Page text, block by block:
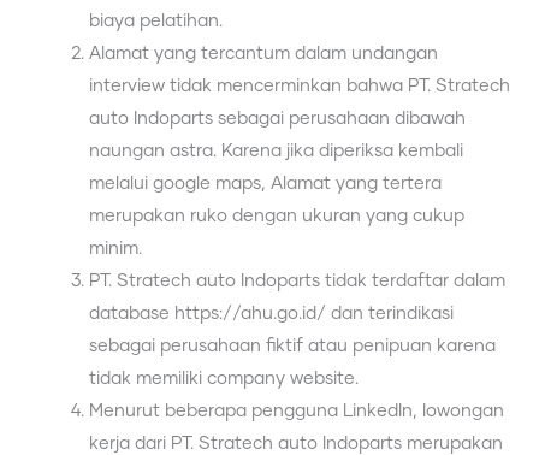
biaya pelatihan.
Alamat yang tercantum dalam undangan
interview tidak mencerminkan bahwa PT. Stratech
auto Indoparts sebagai perusahaan dibawah
naungan astra. Karena jika diperiksa kembali
melalui google maps, Alamat yang tertera
merupakan ruko dengan ukuran yang cukup
minim.
PT. Stratech auto Indoparts tidak terdaftar dalam
database https://ahu.go.id/ dan terindikasi
sebagai perusahaan fiktif atau penipuan karena
tidak memiliki company website.
Menurut beberapa pengguna LinkedIn, lowongan
kerja dari PT. Stratech auto Indoparts merupakan